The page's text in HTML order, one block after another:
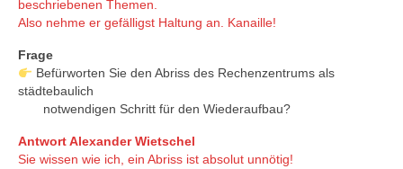
beschriebenen Themen.
Also nehme er gefälligst Haltung an. Kanaille!
Frage
Befürworten Sie den Abriss des Rechenzentrums als
städtebaulich
notwendigen Schritt für den Wiederaufbau?
Antwort Alexander Wietschel
Sie wissen wie ich, ein Abriss ist absolut unnötig!